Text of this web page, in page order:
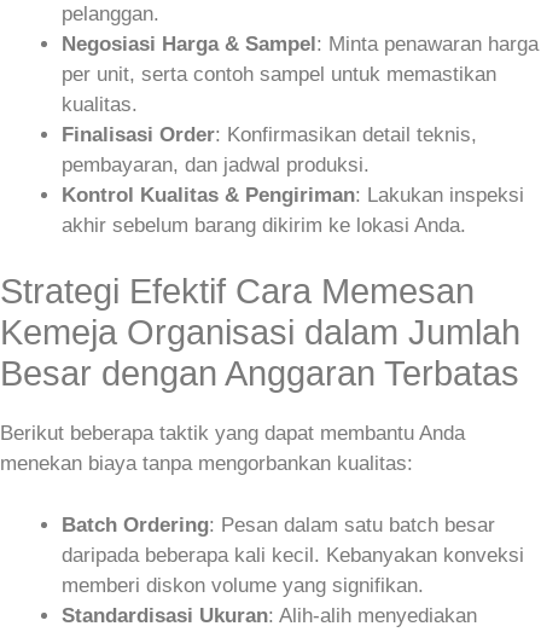
pelanggan.
Negosiasi Harga & Sampel: Minta penawaran harga
per unit, serta contoh sampel untuk memastikan
kualitas.
Finalisasi Order: Konfirmasikan detail teknis,
pembayaran, dan jadwal produksi.
Kontrol Kualitas & Pengiriman: Lakukan inspeksi
akhir sebelum barang dikirim ke lokasi Anda.
Strategi Efektif Cara Memesan
Kemeja Organisasi dalam Jumlah
Besar dengan Anggaran Terbatas
Berikut beberapa taktik yang dapat membantu Anda
menekan biaya tanpa mengorbankan kualitas:
Batch Ordering: Pesan dalam satu batch besar
daripada beberapa kali kecil. Kebanyakan konveksi
memberi diskon volume yang signifikan.
Standardisasi Ukuran: Alih-alih menyediakan